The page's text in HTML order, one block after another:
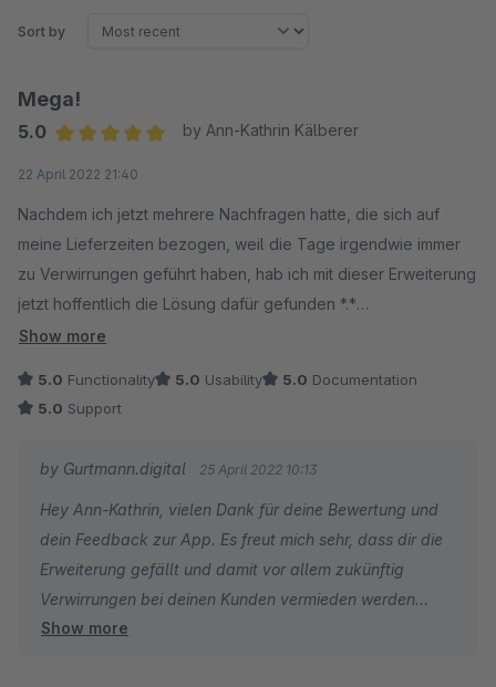
Sort by
Mega!
5.0
by Ann-Kathrin Kälberer
22 April 2022 21:40
Nachdem ich jetzt mehrere Nachfragen hatte, die sich auf
meine Lieferzeiten bezogen, weil die Tage irgendwie immer
zu Verwirrungen geführt haben, hab ich mit dieser Erweiterung
jetzt hoffentlich die Lösung dafür gefunden *.*
gehalten und super ausgereift - meiner Meinung nach.
Dankeschön an den:die Entwickler:in! Mega Tool!
Show more
5.0 Functionality 5.0 Usability 5.0 Documentation
5.0 Support
by Gurtmann.digital 25 April 2022 10:13
Hey Ann-Kathrin, vielen Dank für deine Bewertung und
dein Feedback zur App. Es freut mich sehr, dass dir die
Erweiterung gefällt und damit vor allem zukünftig
Verwirrungen bei deinen Kunden vermieden werden
können. Liebe Grüße, Henrik
Show more